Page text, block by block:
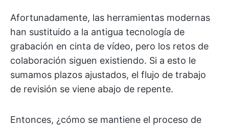
Afortunadamente, las herramientas modernas
han sustituido a la antigua tecnología de
grabación en cinta de vídeo, pero los retos de
colaboración siguen existiendo. Si a esto le
sumamos plazos ajustados, el flujo de trabajo
de revisión se viene abajo de repente.
Entonces, ¿cómo se mantiene el proceso de